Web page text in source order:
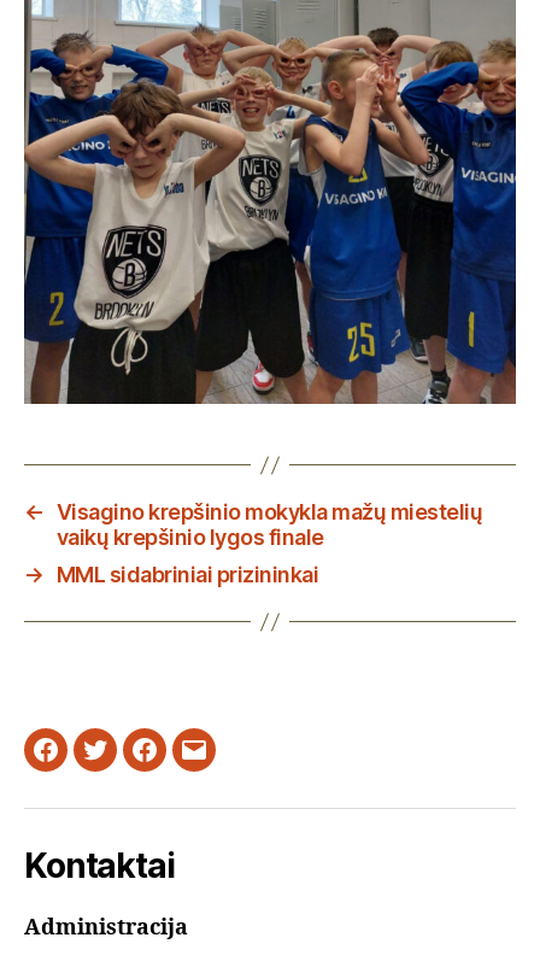
← Visagino krepšinio mokykla mažų miestelių
vaikų krepšinio lygos finale
→
MML sidabriniai prizininkai
Facebook
TwitterInstagram
Email
Kontaktai
Administracija